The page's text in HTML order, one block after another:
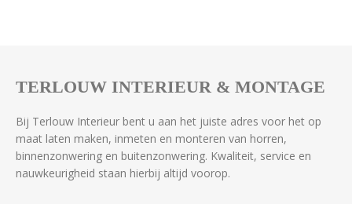
TERLOUW INTERIEUR & MONTAGE
Bij Terlouw Interieur bent u aan het juiste adres voor het op
maat laten maken, inmeten en monteren van horren,
binnenzonwering en buitenzonwering. Kwaliteit, service en
nauwkeurigheid staan hierbij altijd voorop.